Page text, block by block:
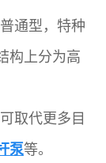
通型，特种
构上分为高
取代更多目
泵等。